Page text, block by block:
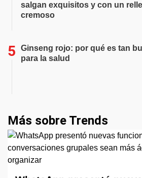
salgan exquisitos y con un
cremoso
Ginseng rojo: por qué es tan
para la salud
Más sobre Trends